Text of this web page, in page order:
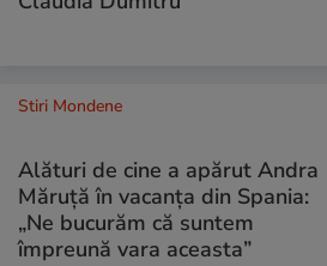
Stiri Mondene
Alături de cine a apărut Andra
Măruță în vacanța din Spania:
„Ne bucurăm că suntem
împreună vara aceasta”